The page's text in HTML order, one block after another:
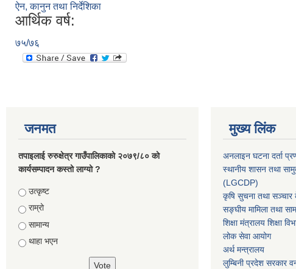
ऐन, कानुन तथा निर्देशिका
आर्थिक वर्ष:
७५/७६
जनमत
तपाइलाई रुरुक्षेत्र गाउँपालिकाको २०७९/८० को
कार्यसम्पादन कस्तो लाग्यो ?
Choices
उत्कृष्ट
राम्रो
सामान्य
थाहा भएन
मुख्य लिंक
अनलाइन घटना दर्ता
स्थानीय शासन तथा
(LGCDP)
कृषि सुचना तथा सञ्चार
सङ्घीय मामिला तथा
शिक्षा मंत्रालय शिक्षा
लोक सेवा आयोग
अर्थ मन्त्रालय
लुम्बिनी प्रदेश सरकार